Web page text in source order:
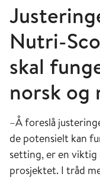
Nutri-
skal
norsk og
–Å foreslå
de potensielt kan
setting, er en viktig
prosjektet. I tråd